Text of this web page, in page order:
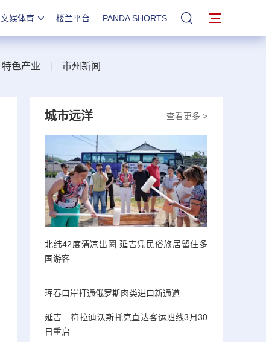
文娱体育 楼兰平台 PANDA SHORTS 站内搜索
特色产业 市州新闻
查看更多 >
城市远洋
北纬42度清凉出圈 延吉凭民俗旅居留住多
国游客
珲春口岸打通俄罗斯肉类进口新通道
延吉—符拉迪沃斯托克直达客运班线3月30
日重启